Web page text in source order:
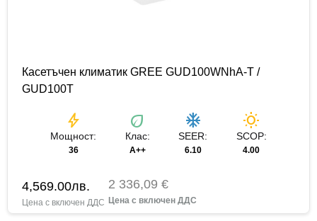
Касетъчен климатик GREE GUD100WNhA-T /
GUD100T
bolt
Мощност:
36
eco
Клас:
A++
ac_unit
SEER:
6.10
wb_sunny
SCOP:
4.00
4,569.00лв. 2 336,09 €